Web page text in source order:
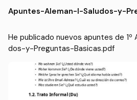
Apuntes-Aleman-I-Saludos-y-
He publicado nuevos apuntes de 1º
dos-y-Preguntas-Basicas.pdf